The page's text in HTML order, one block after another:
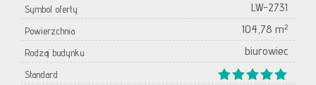
Symbol oferty LW-2731
Powierzchnia 104,78 m²
Rodzaj budynku biurowiec
Standard